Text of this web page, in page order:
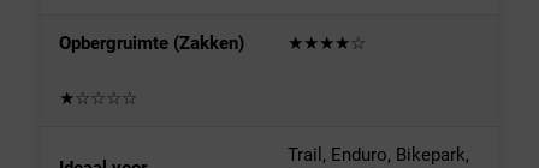
Opbergruimte (Zakken) ★★★★☆
★☆☆☆☆
Trail, Enduro, Bikepark,